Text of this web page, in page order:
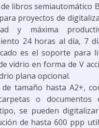
de libros semiautomático
proyectos de
y máxima
24 horas al día, 7
es el soporte para
vidrio en forma de V
plana opcional.
tamaño hasta A2+,
o documentos
se pueden
de hasta 600 ppp